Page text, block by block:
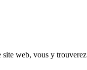
site web, vous y